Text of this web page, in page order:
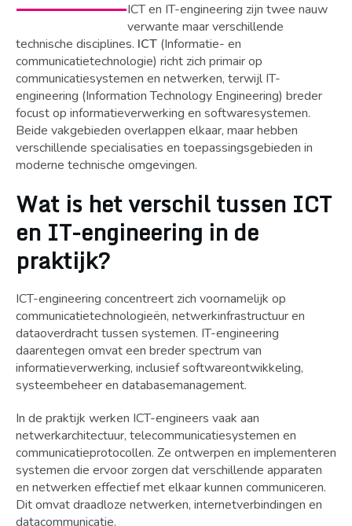
ICT en IT-engineering zijn twee nauw
verwante maar verschillende
technische disciplines. ICT (Informatie- en
communicatietechnologie) richt zich primair op
communicatiesystemen en netwerken, terwijl IT-
engineering (Information Technology Engineering) breder
focust op informatieverwerking en softwaresystemen.
Beide vakgebieden overlappen elkaar, maar hebben
verschillende specialisaties en toepassingsgebieden in
moderne technische omgevingen.
Wat is het verschil tussen ICT
en IT-engineering in de
praktijk?
ICT-engineering concentreert zich voornamelijk op
communicatietechnologieën, netwerkinfrastructuur en
dataoverdracht tussen systemen. IT-engineering
daarentegen omvat een breder spectrum van
informatieverwerking, inclusief softwareontwikkeling,
systeembeheer en databasemanagement.
In de praktijk werken ICT-engineers vaak aan
netwerkarchitectuur, telecommunicatiesystemen en
communicatieprotocollen. Ze ontwerpen en implementeren
systemen die ervoor zorgen dat verschillende apparaten
en netwerken effectief met elkaar kunnen communiceren.
Dit omvat draadloze netwerken, internetverbindingen en
datacommunicatie.